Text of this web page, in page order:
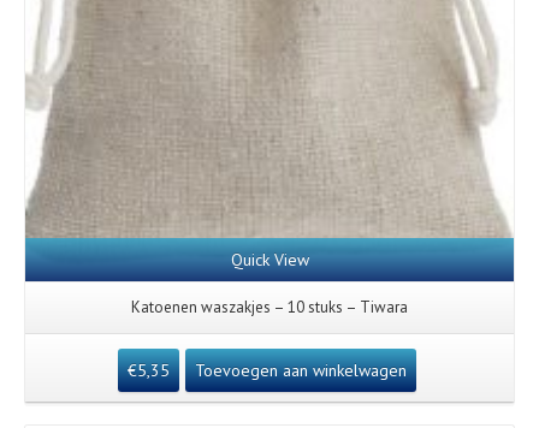
Quick View
Katoenen waszakjes – 10 stuks – Tiwara
€5,35 Toevoegen aan winkelwagen